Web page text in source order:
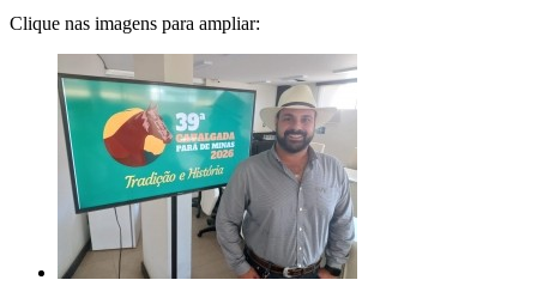
Clique nas imagens para ampliar: